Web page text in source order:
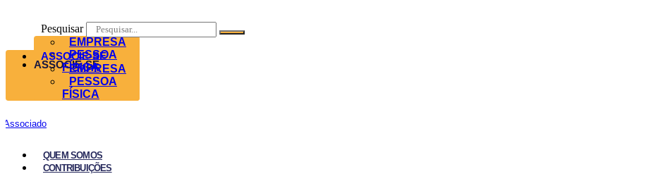
Pesquisar
ASSOCIE-SE
EMPRESA
PESSOA
FÍSICA
ASSOCIE-SE
EMPRESA
PESSOA
FÍSICA
Associado
QUEM SOMOS
CONTRIBUIÇÕES